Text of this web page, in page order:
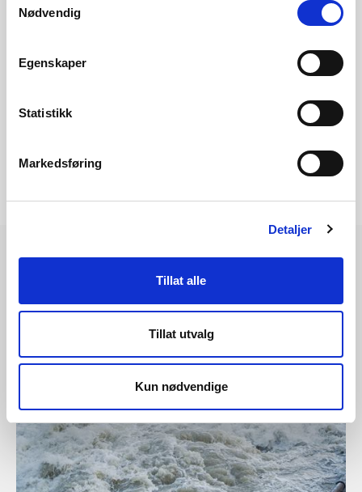
Nødvendig
Egenskaper
Statistikk
Markedsføring
Detaljer
Tillat alle
Tillat utvalg
Kun nødvendige
Les også